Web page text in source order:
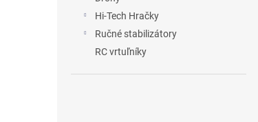
Hi-Tech Hračky
Ručné stabilizátory
RC vrtuľníky